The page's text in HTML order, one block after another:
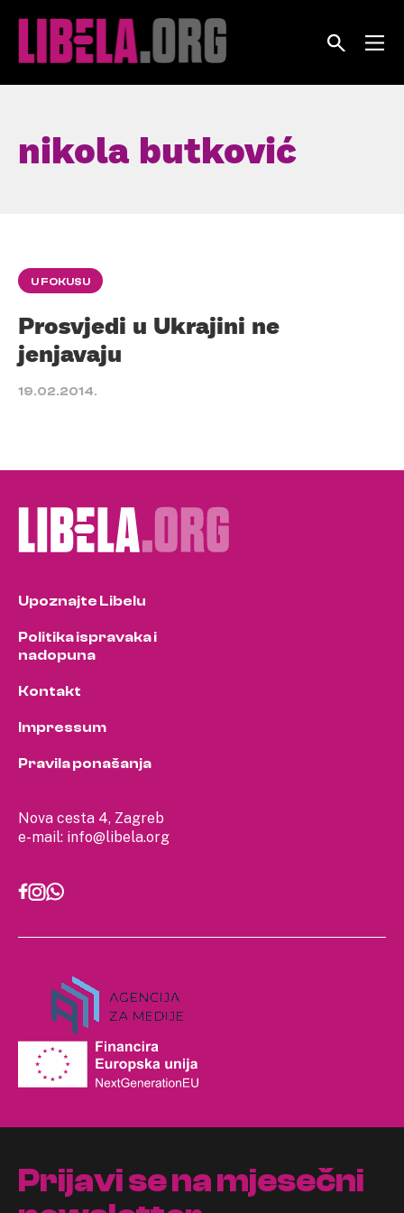
nikola butković
U FOKUSU
Prosvjedi u Ukrajini ne
jenjavaju
19.02.2014.
Nova cesta 4, Zagreb
e-mail: info@libela.org
Upoznajte Libelu
Politika ispravaka i
nadopuna
Kontakt
Impressum
Pravila ponašanja
Prijavi se na mjesečni